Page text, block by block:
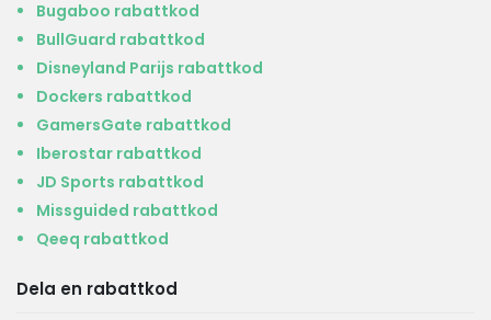
Bugaboo rabattkod
BullGuard rabattkod
Disneyland Parijs rabattkod
Dockers rabattkod
GamersGate rabattkod
Iberostar rabattkod
JD Sports rabattkod
Missguided rabattkod
Qeeq rabattkod
Dela en rabattkod